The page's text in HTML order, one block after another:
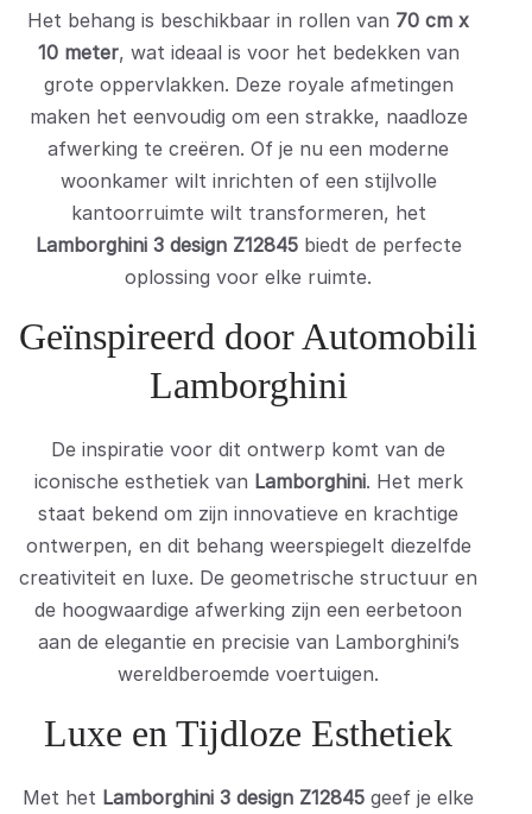
Het behang is beschikbaar in rollen van 70 cm x
10 meter, wat ideaal is voor het bedekken van
grote oppervlakken. Deze royale afmetingen
maken het eenvoudig om een strakke, naadloze
afwerking te creëren. Of je nu een moderne
woonkamer wilt inrichten of een stijlvolle
kantoorruimte wilt transformeren, het
Lamborghini 3 design Z12845biedt de perfecte
oplossing voor elke ruimte.
Geïnspireerd door Automobili
Lamborghini
De inspiratie voor dit ontwerp komt van de
iconische esthetiek van Lamborghini. Het merk
staat bekend om zijn innovatieve en krachtige
ontwerpen, en dit behang weerspiegelt diezelfde
creativiteit en luxe. De geometrische structuur en
de hoogwaardige afwerking zijn een eerbetoon
aan de elegantie en precisie van Lamborghini’s
wereldberoemde voertuigen.
Luxe en Tijdloze Esthetiek
Met het Lamborghini 3 design Z12845 geef je elke